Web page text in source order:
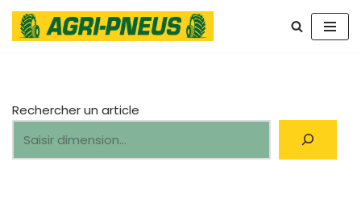
Aller
Rechercher un article